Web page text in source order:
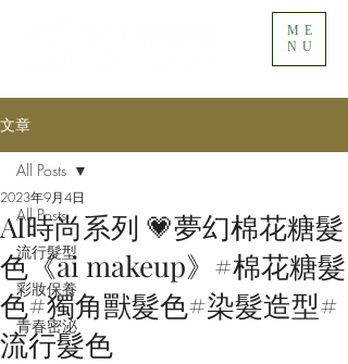
ME
NU
文章
All Posts
流行髮型
彩妝保養
青春密泌
All Posts
AI時尚系列 💗夢幻棉花糖髮
色《ai makeup》#棉花糖髮
色#獨角獸髮色#染髮造型#
流行髮色
2023年9月4日